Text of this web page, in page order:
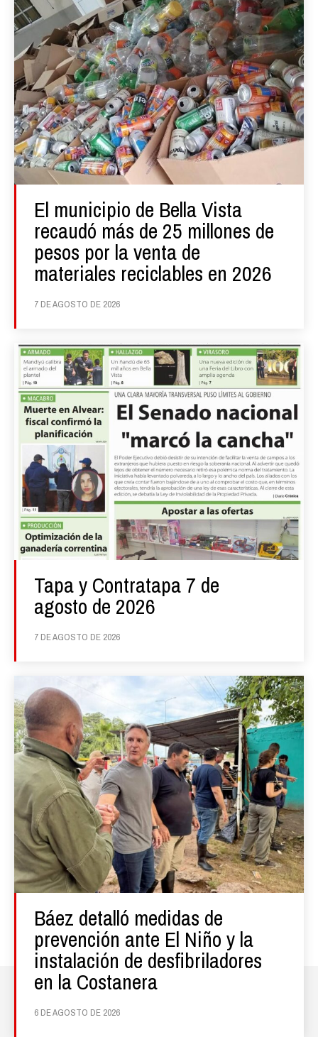
El municipio de Bella Vista
recaudó más de 25 millones de
pesos por la venta de
materiales reciclables en 2026
7 DE AGOSTO DE 2026
Tapa y Contratapa 7 de
agosto de 2026
7 DE AGOSTO DE 2026
Báez detalló medidas de
prevención ante El Niño y la
instalación de desfibriladores
en la Costanera
6 DE AGOSTO DE 2026